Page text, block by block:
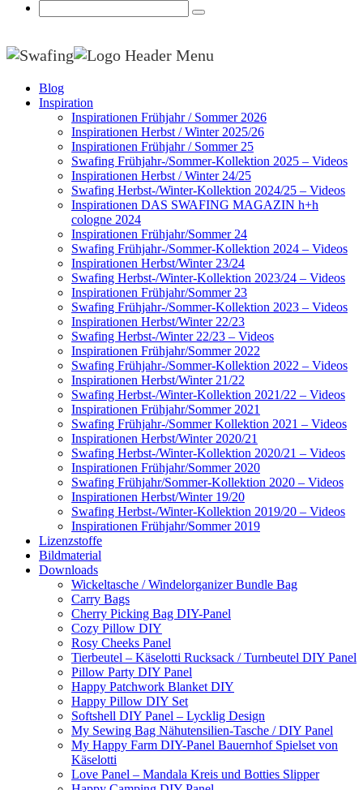
Blog
Inspiration
Inspirationen Frühjahr / Sommer 2026
Inspirationen Herbst / Winter 2025/26
Inspirationen Frühjahr / Sommer 25
Swafing Frühjahr-/Sommer-Kollektion 2025 – Videos
Inspirationen Herbst / Winter 24/25
Swafing Herbst-/Winter-Kollektion 2024/25 – Videos
Inspirationen DAS SWAFING MAGAZIN h+h
cologne 2024
Inspirationen Frühjahr/Sommer 24
Swafing Frühjahr-/Sommer-Kollektion 2024 – Videos
Inspirationen Herbst/Winter 23/24
Swafing Herbst-/Winter-Kollektion 2023/24 – Videos
Inspirationen Frühjahr/Sommer 23
Swafing Frühjahr-/Sommer-Kollektion 2023 – Videos
Inspirationen Herbst/Winter 22/23
Swafing Herbst-/Winter 22/23 – Videos
Inspirationen Frühjahr/Sommer 2022
Swafing Frühjahr-/Sommer-Kollektion 2022 – Videos
Inspirationen Herbst/Winter 21/22
Swafing Herbst-/Winter-Kollektion 2021/22 – Videos
Inspirationen Frühjahr/Sommer 2021
Swafing Frühjahr-/Sommer Kollektion 2021 – Videos
Inspirationen Herbst/Winter 2020/21
Swafing Herbst-/Winter-Kollektion 2020/21 – Videos
Inspirationen Frühjahr/Sommer 2020
Swafing Frühjahr/Sommer-Kollektion 2020 – Videos
Inspirationen Herbst/Winter 19/20
Swafing Herbst-/Winter-Kollektion 2019/20 – Videos
Inspirationen Frühjahr/Sommer 2019
Lizenzstoffe
Bildmaterial
Downloads
Wickeltasche / Windelorganizer Bundle Bag
Carry Bags
Cherry Picking Bag DIY-Panel
Cozy Pillow DIY
Rosy Cheeks Panel
Tierbeutel – Käselotti Rucksack / Turnbeutel DIY Panel
Pillow Party DIY Panel
Happy Patchwork Blanket DIY
Happy Pillow DIY Set
Softshell DIY Panel – Lycklig Design
My Sewing Bag Nähutensilien-Tasche / DIY Panel
My Happy Farm DIY-Panel Bauernhof Spielset von
Käselotti
Love Panel – Mandala Kreis und Botties Slipper